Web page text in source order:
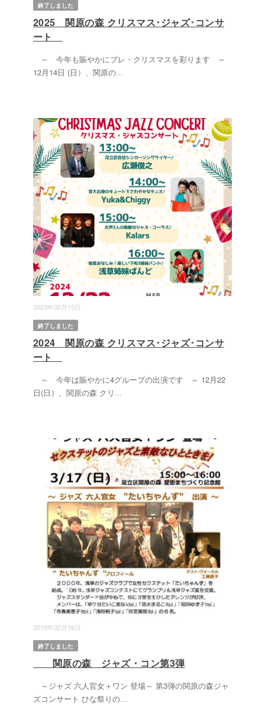
終了しました
2025 関原の森 クリスマス･ジャズ･コンサ
ート
～ 今年も賑やかにプレ・クリスマスを彩ります ～
12月14日 (日）、関原の...
2023年02月15日
終了しました
2024 関原の森 クリスマス･ジャズ･コンサ
ート
～ 今年は賑やかに4グループの出演です ～ 12月22
日(日）、関原の森 クリ ...
2019年02月16日
終了しました
関原の森 ジャズ・コン第3弾
～ジャズ 六人官女＋ワン 登場～ 第3弾の関原の森ジャ
ズコンサート ひな祭りの...